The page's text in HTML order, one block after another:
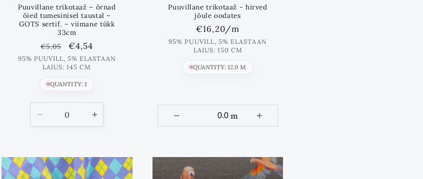
Puuvillane trikotaaž – õrnad
õied tumesinisel taustal –
GOTS sertif. – viimane tükk
33cm
Standards
hind
€5,05 Lõpphind
€4,54
95% PUUVILL, 5% ELASTAAN
LAIUS: 145 CM
QUANTITY: 1
Vähenda
kogust
Suurenda
kogust
Puuvillane trikotaaž - hirved
jõule oodates
Standards
hind
€16,20/m
95% PUUVILL, 5% ELASTAAN
LAIUS: 150 CM
QUANTITY: 12.0 M
m